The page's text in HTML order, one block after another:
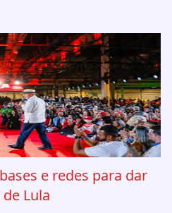
e redes para dar
Lula